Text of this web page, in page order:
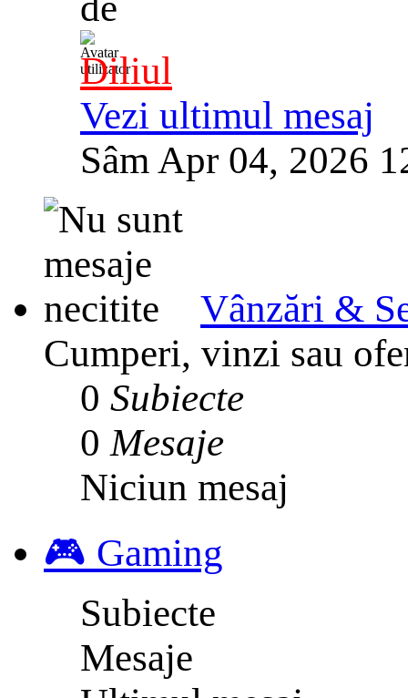
Diliul
Vezi ultimul mesaj
Sâm Apr 04, 2026
Vânzări &
Cumperi, vinzi sau
0 Subiecte
0Mesaje
Niciun mesaj
🎮 Gaming
Subiecte
Mesaje